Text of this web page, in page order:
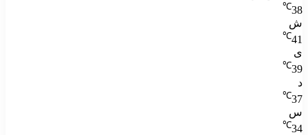
38
℃
ش
41
℃
ی
39
℃
د
37
℃
س
34
℃